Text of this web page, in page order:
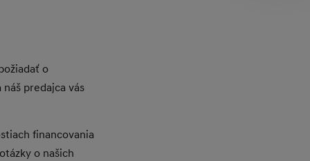
o
predajca vás
financovania
o našich